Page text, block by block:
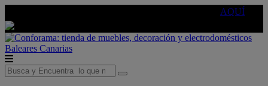
AQUÍ
Baleares Canarias